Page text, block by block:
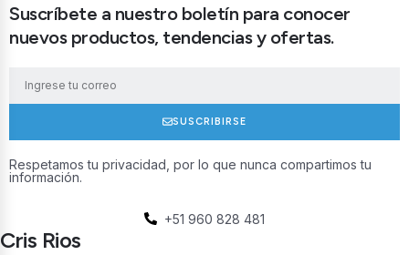
Suscríbete a nuestro boletín para conocer
nuevos productos, tendencias y ofertas.
SUSCRIBIRSE
Respetamos tu privacidad, por lo que nunca compartimos tu
información.
+51 960 828 481
Cris Rios